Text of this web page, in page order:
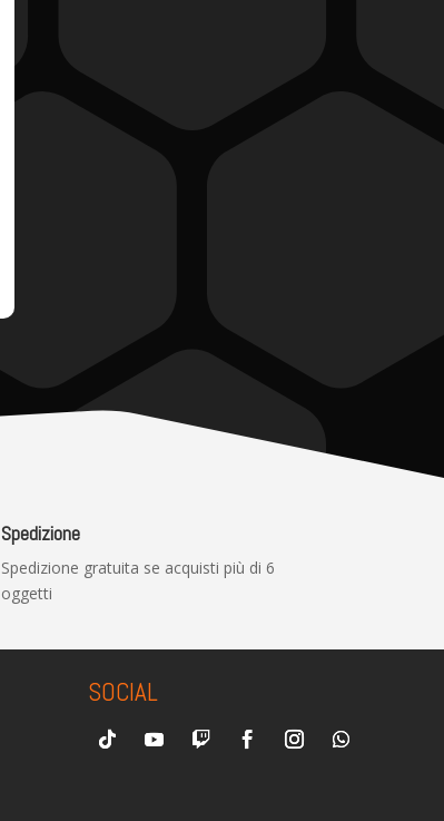
Spedizione
Spedizione gratuita se acquisti più di 6
oggetti
SOCIAL